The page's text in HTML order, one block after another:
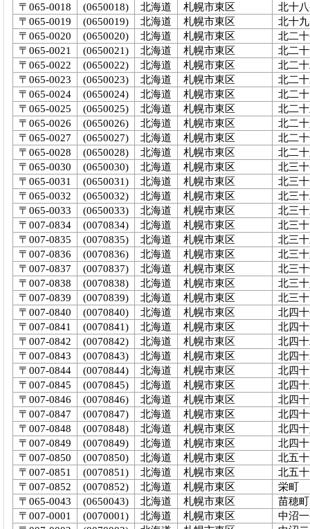
〒065-0018
(0650018) 北海道 札幌市東区
北十
〒065-0019
(0650019) 北海道 札幌市東区
北十
〒065-0020
(0650020) 北海道 札幌市東区
北二
〒065-0021
(0650021) 北海道 札幌市東区
北二
〒065-0022
(0650022) 北海道 札幌市東区
北二
〒065-0023
(0650023) 北海道 札幌市東区
北二
〒065-0024
(0650024) 北海道 札幌市東区
北二
〒065-0025
(0650025) 北海道 札幌市東区
北二
〒065-0026
(0650026) 北海道 札幌市東区
北二
〒065-0027
(0650027) 北海道 札幌市東区
北二
〒065-0028
(0650028) 北海道 札幌市東区
北二
〒065-0030
(0650030) 北海道 札幌市東区
北三
〒065-0031
(0650031) 北海道 札幌市東区
北三
〒065-0032
(0650032) 北海道 札幌市東区
北三
〒065-0033
(0650033) 北海道 札幌市東区
北三
〒007-0834
(0070834) 北海道 札幌市東区
北三
〒007-0835
(0070835) 北海道 札幌市東区
北三
〒007-0836
(0070836) 北海道 札幌市東区
北三
〒007-0837
(0070837) 北海道 札幌市東区
北三
〒007-0838
(0070838) 北海道 札幌市東区
北三
〒007-0839
(0070839) 北海道 札幌市東区
北三
〒007-0840
(0070840) 北海道 札幌市東区
北四
〒007-0841
(0070841) 北海道 札幌市東区
北四
〒007-0842
(0070842) 北海道 札幌市東区
北四
〒007-0843
(0070843) 北海道 札幌市東区
北四
〒007-0844
(0070844) 北海道 札幌市東区
北四
〒007-0845
(0070845) 北海道 札幌市東区
北四
〒007-0846
(0070846) 北海道 札幌市東区
北四
〒007-0847
(0070847) 北海道 札幌市東区
北四
〒007-0848
(0070848) 北海道 札幌市東区
北四
〒007-0849
(0070849) 北海道 札幌市東区
北四
〒007-0850
(0070850) 北海道 札幌市東区
北五
〒007-0851
(0070851) 北海道 札幌市東区
北五
〒007-0852
(0070852) 北海道 札幌市東区
栄町
〒065-0043
(0650043) 北海道 札幌市東区
苗穂町
〒007-0001
(0070001) 北海道 札幌市東区
中沼